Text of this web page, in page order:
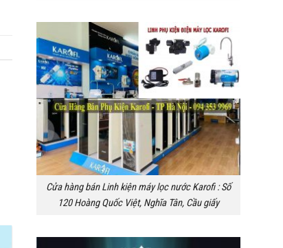
Cửa hàng bán Linh kiện máy lọc nước Karofi : Số
120 Hoàng Quốc Việt, Nghĩa Tân, Cầu giấy